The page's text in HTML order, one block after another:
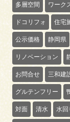
多層空間 ワーク
ドコリフォ 住宅
公示価格 静岡県
リノベーション
お問合せ 三和建
グルテンフリー
対面 清水 水回